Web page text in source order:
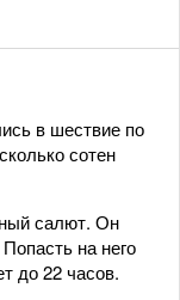
в шествие по
сотен
салют. Он
на него
до 22 часов.